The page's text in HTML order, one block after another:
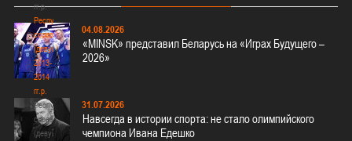
гг.р.
Республиканские
соревнования
(девушки)
2013-
2014
гг.р.
Республиканские
соревнования
(девушки)
04.08.2026
«MINSK» представил Беларусь на «Играх Будущего –
2026»
31.07.2026
Навсегда в истории спорта: не стало олимпийского
чемпиона Ивана Едешко